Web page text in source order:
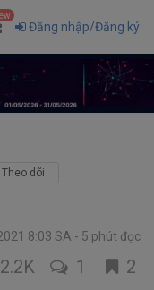
Đăng nhập/Đăng ký
Theo dõi
8:03 SA 5 phút đọc
1 2